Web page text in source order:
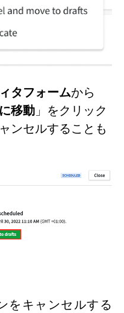
タフォームから
移動 」をクリック
ンセルすることも
をキャンセルする